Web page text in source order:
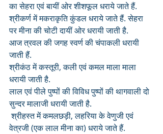
का सेहरा एवं बायीं ओर शीशफूल धराये जाते हैं.
श्रीकर्ण में मकराकृति कुंडल धराये जाते हैं. सेहरा
पर मीना की चोटी दायीं ओर धरायी जाती है.
आज त्रवल की जगह स्वर्ण की चंपाकली धरायी
जाती हैं.
श्रीकंठ में कस्तूरी, कली एवं कमल माला माला
धरायी जाती है.
लाल एवं पीले पुष्पों की विविध पुष्पों की थागवाली दो
सुन्दर मालाजी धरायी जाती है.
श्रीहस्त में कमलछड़ी, लहरिया के वेणुजी एवं
वेत्रजी (एक लाल मीना का) धराये जाते हैं.